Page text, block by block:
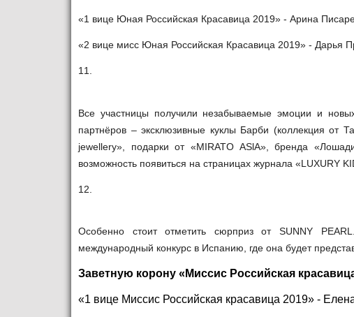
«1 вице Юная Российская Красавица 2019» - Арина
«2 вице мисс Юная Российская Красавица 2019» - Дарья
11.
Все участницы получили незабываемые эмоции и
партнёров – эксклюзивные куклы Барби (коллекция от
jewellery», подарки от «MIRATO ASlA», бренда
возможность появиться на страницах журнала «LUXURY
12.
Особенно стоит отметить сюрприз от SUNNY
международный конкурс в Испанию, где она будет
Заветную корону «Миссис Российская
«1 вице Миссис Российская красавица 2019» -